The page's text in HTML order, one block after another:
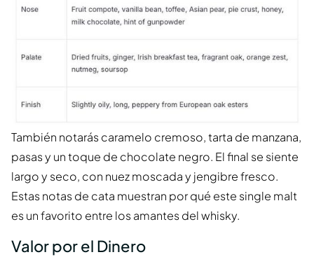
También notarás caramelo cremoso, tarta de manzana,
pasas y un toque de chocolate negro. El final se siente
largo y seco, con nuez moscada y jengibre fresco.
Estas notas de cata muestran por qué este single malt
es un favorito entre los amantes del whisky.
Valor por el Dinero